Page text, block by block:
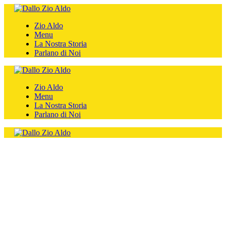
Zio Aldo
Menu
La Nostra Storia
Parlano di Noi
Zio Aldo
Menu
La Nostra Storia
Parlano di Noi